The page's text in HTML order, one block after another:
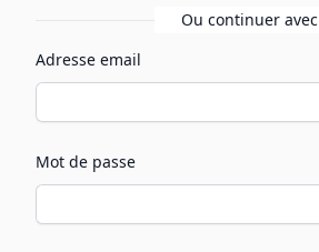
Ou continuer avec
Adresse email
Mot de passe